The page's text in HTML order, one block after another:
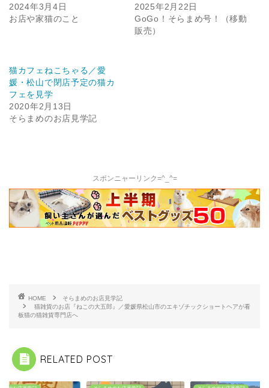
2024年3月4日
お店や家猫のこと
2025年2月22日
GoGo！そらまめ号！（移動
販売）
猫カフェねこちゃる／愛
媛・松山で閉店予定の猫カ
フェを見学
2020年2月13日
そらまめのお店見学記
スポンニャーリンク=^_^=
HOME
そらまめのお店見学記
猫雑貨のお店『ねこの大五郎』／愛媛県松山市のエキゾチックショートヘアが看
板猫の猫雑貨専門店へ
RELATED POST